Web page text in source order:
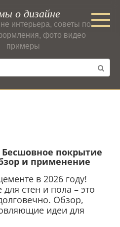
о дизайне
интерьера, советы по
фото видео
примеры
покрытие
и применение
в 2026 году!
стен и пола – это
Обзор,
идеи для